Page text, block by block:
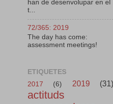
han de desenvolupar en el
t...
72/365: 2019
The day has come:
assessment meetings!
ETIQUETES
2017
(6) 2019
actituds